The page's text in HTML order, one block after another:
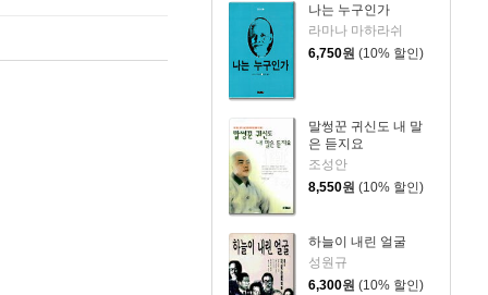
나는 누구인가
라마나 마하라쉬
6,750원 (10% 할인)
말썽꾼 귀신도 내 말
은 듣지요
조성안
8,550원 (10% 할인)
하늘이 내린 얼굴
성원규
6,300원 (10% 할인)